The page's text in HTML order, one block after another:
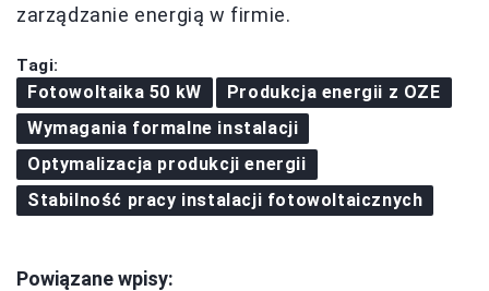
zarządzanie energią w firmie.
Tagi:
Fotowoltaika 50 kW
Produkcja energii z OZE
Wymagania formalne instalacji
Optymalizacja produkcji energii
Stabilność pracy instalacji fotowoltaicznych
Powiązane wpisy: